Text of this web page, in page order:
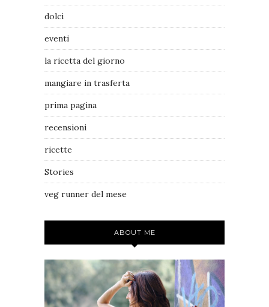
dolci
eventi
la ricetta del giorno
mangiare in trasferta
prima pagina
recensioni
ricette
Stories
veg runner del mese
ABOUT ME